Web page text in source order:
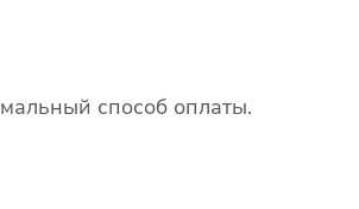
способ оплаты.